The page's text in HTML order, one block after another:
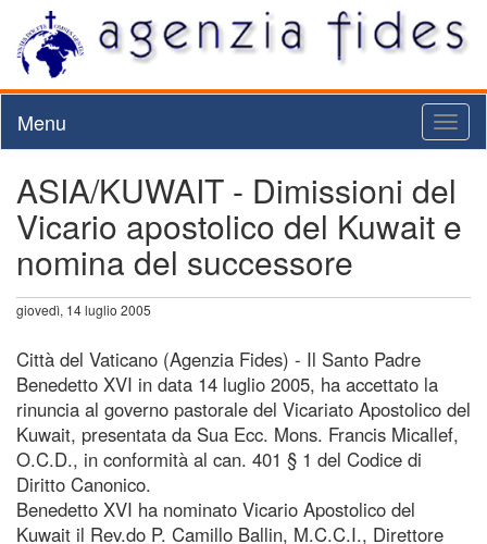
Menu
ASIA/KUWAIT - Dimissioni del
Vicario apostolico del Kuwait e
nomina del successore
giovedì, 14 luglio 2005
Città del Vaticano (Agenzia Fides) - Il Santo Padre
Benedetto XVI in data 14 luglio 2005, ha accettato la
rinuncia al governo pastorale del Vicariato Apostolico del
Kuwait, presentata da Sua Ecc. Mons. Francis Micallef,
O.C.D., in conformità al can. 401 § 1 del Codice di
Diritto Canonico.
Benedetto XVI ha nominato Vicario Apostolico del
Kuwait il Rev.do P. Camillo Ballin, M.C.C.I., Direttore